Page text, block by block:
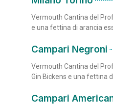
Vermouth Cantina del
e una fettina di arancia
Campari Negroni
Vermouth Cantina del
Gin Bickens e una fettina
Campari